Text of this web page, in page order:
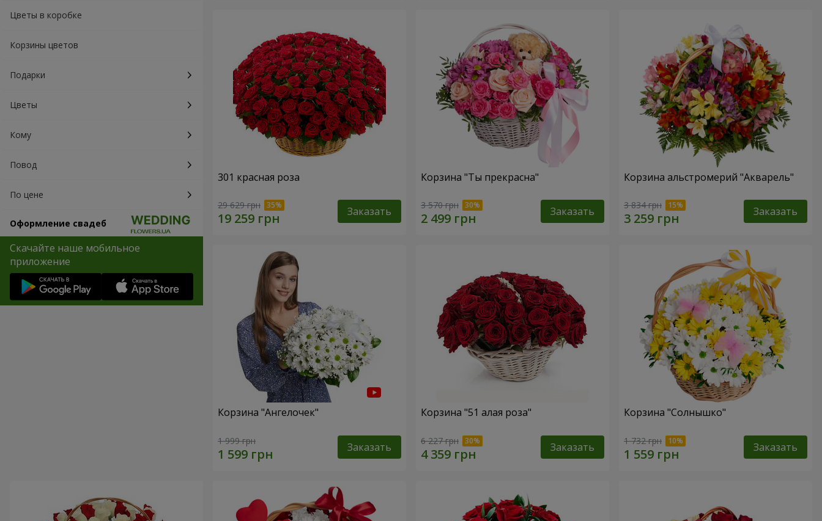
Цветы в коробке
Корзины цветов
Подарки
Цветы
Кому
Повод
По цене
Оформление свадеб
Скачайте наше мобильное
приложение
301 красная роза
29 629 грн Заказать
Корзина "Ты прекрасна"
3 570 грн Заказать
Корзина альстромерий "Акварель"
3 834 грн Заказать
Корзина "Ангелочек"
1 999 грн Заказать
Корзина "51 алая роза"
6 227 грн Заказать
Корзина "Солнышко"
1 732 грн Заказать